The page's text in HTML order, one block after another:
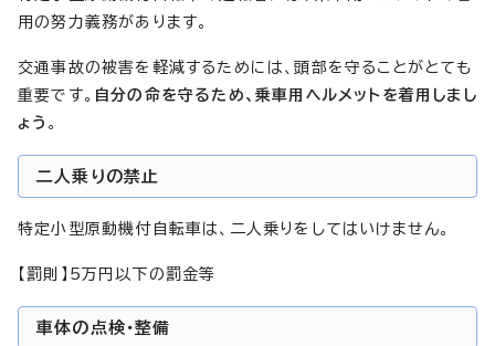
用の努力義務があります。
交通事故の被害を軽減するためには、頭部を守ることがとても
重要です。 自分の命を守るため、乗車用ヘルメットを着用しまし
ょう 。
二人乗りの禁止
特定小型原動機付自転車は、二人乗りをしてはいけません。
【罰則】5万円以下の罰金等
車体の点検・整備